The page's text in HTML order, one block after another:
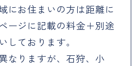
にお住まいの方は距離に
ージに記載の料金＋別途
しております。
なりますが、石狩、小